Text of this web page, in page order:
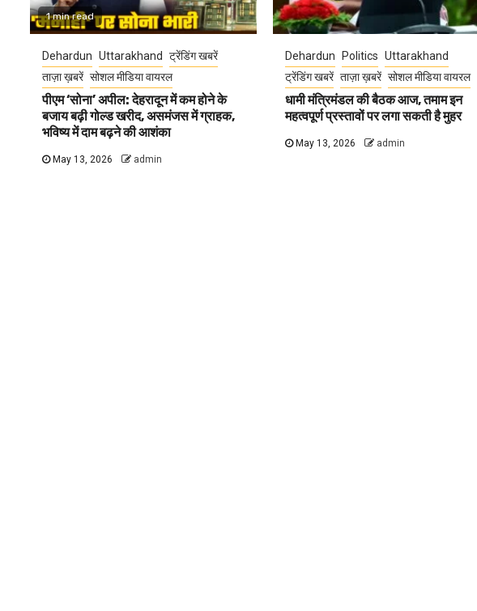
1 min read
Dehardun Uttarakhand
ट्रेंडिंग खबरें
ताज़ा ख़बरें सोशल मीडिया वायरल
पीएम ‘सोना’ अपील: देहरादून में कम होने के
बजाय बढ़ी गोल्ड खरीद, असमंजस में ग्राहक,
भविष्य में दाम बढ़ने की आशंका
May 13, 2026 admin
Dehardun Politics Uttarakhand
ट्रेंडिंग खबरें ताज़ा ख़बरें सोशल मीडिया वायरल
धामी मंत्रिमंडल की बैठक आज, तमाम इन
महत्वपूर्ण प्रस्तावों पर लगा सकती है मुहर
May 13, 2026 admin